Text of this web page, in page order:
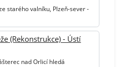
starého valníku, Plzeň-sever -
(Rekonstrukce) - Ústí
nad Orlicí hledá